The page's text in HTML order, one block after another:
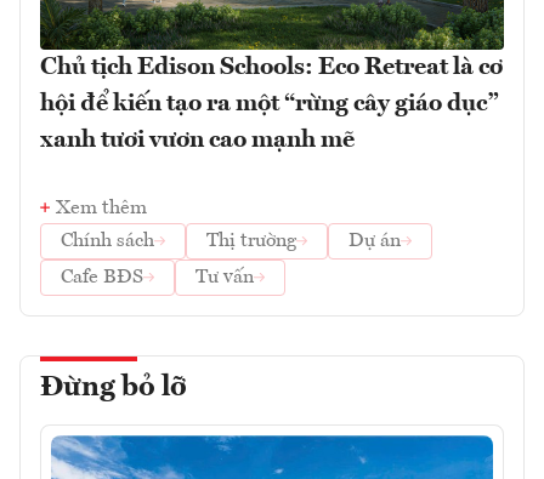
Chủ tịch Edison Schools: Eco Retreat là cơ
hội để kiến tạo ra một “rừng cây giáo dục”
xanh tươi vươn cao mạnh mẽ
Xem thêm
Chính sách
Thị trường
Dự án
Cafe BĐS
Tư vấn
Đừng bỏ lỡ